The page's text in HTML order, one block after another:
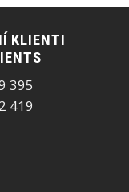
KLIENTI
395
419